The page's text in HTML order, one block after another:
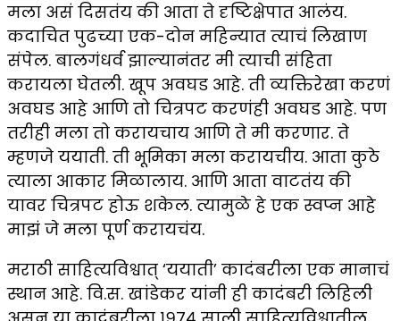
मला असं दिसतंय की आता ते दृष्टिक्षेपात आलंय.
कदाचित पुढच्या एक-दोन महिन्यात त्याचं लिखाण
संपेल. बालगंधर्व झाल्यानंतर मी त्याची संहिता
करायला घेतली. खूप अवघड आहे. ती व्यक्तिरेखा करणं
अवघड आहे आणि तो चित्रपट करणंही अवघड आहे. पण
तरीही मला तो करायचाय आणि ते मी करणार. ते
म्हणजे ययाती. ती भूमिका मला करायचीय. आता कुठे
त्याला आकार मिळालाय. आणि आता वाटतंय की
यावर चित्रपट होऊ शकेल. त्यामुळे हे एक स्वप्न आहे
माझं जे मला पूर्ण करायचंय.
मराठी साहित्यविश्वात् ‘ययाती’ कादंबरीला एक मानाचं
स्थान आहे. वि.स. खांडेकर यांनी ही कादंबरी लिहिली